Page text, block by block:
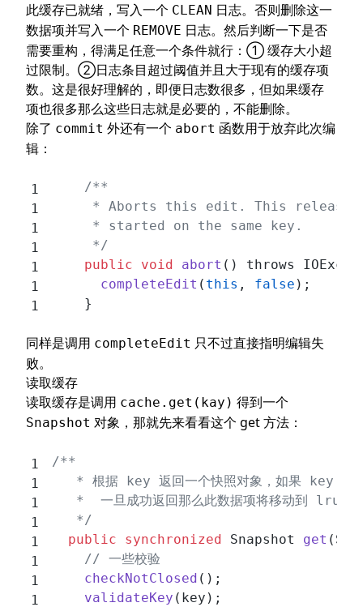
此缓存已就绪，写入一个 CLEAN 日志。否则删除这一
数据项并写入一个 REMOVE 日志。然后判断一下是否
需要重构，得满足任意一个条件就行：① 缓存大小超
过限制。②日志条目超过阈值并且大于现有的缓存项
数。这是很好理解的，即便日志数很多，但如果缓存
项也很多那么这些日志就是必要的，不能删除。
除了 commit 外还有一个 abort 函数用于放弃此次编
辑：
    /**
* Aborts this edit. This
     * started on the same key.
     */
    public
void abort () throws
      completeEdit
( this , false );
    }
同样是调用 completeEdit 只不过直接指明编辑失
败。
读取缓存
读取缓存是调用 cache.get(kay) 得到一个
Snapshot 对象，那就先来看看这个 get 方法：
/**
* 根据 key 返回一个快照对象，如果 key
*  一旦成功返回那么此数据项将移动到 lru 队
   */
  public
synchronized Snapshot get
    // 一些校验
    checkNotClosed
();
    validateKey
(key);